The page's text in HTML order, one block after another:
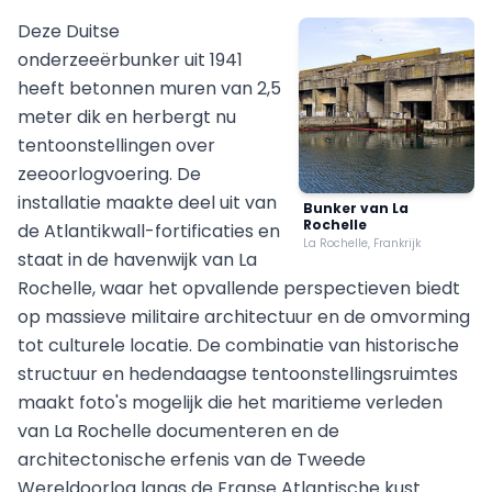
Bunker van La
Rochelle
La Rochelle, Frankrijk
Deze Duitse
onderzeeërbunker uit 1941
heeft betonnen muren van 2,5
meter dik en herbergt nu
tentoonstellingen over
zeeoorlogvoering. De
installatie maakte deel uit van
de Atlantikwall-fortificaties en
staat in de havenwijk van La
Rochelle, waar het opvallende perspectieven biedt
op massieve militaire architectuur en de omvorming
tot culturele locatie. De combinatie van historische
structuur en hedendaagse tentoonstellingsruimtes
maakt foto's mogelijk die het maritieme verleden
van La Rochelle documenteren en de
architectonische erfenis van de Tweede